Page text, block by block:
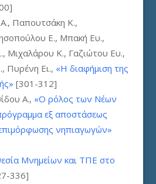
Παπουτσάκη Κ.,
Ε., Μπακή Ευ.,
Μιχαλάρου Κ., Γαζιώτου Ευ.,
Πυρένη Ει., «Η διαφήμιση της
[301-312]
Α., «Ο ρόλος των Νέων
εξ αποστάσεως
νηπιαγωγών»
Μνημείων και ΤΠΕ στο
336]